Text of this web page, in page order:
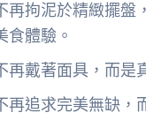
再拘泥於精緻擺盤
食體驗。
再戴著面具，而是
再追求完美無缺，